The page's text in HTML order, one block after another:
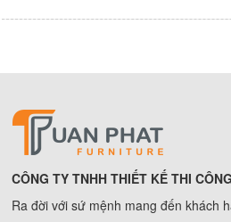
CÔNG TY TNHH THIẾT KẾ THI
Ra đời với sứ mệnh mang đến khách